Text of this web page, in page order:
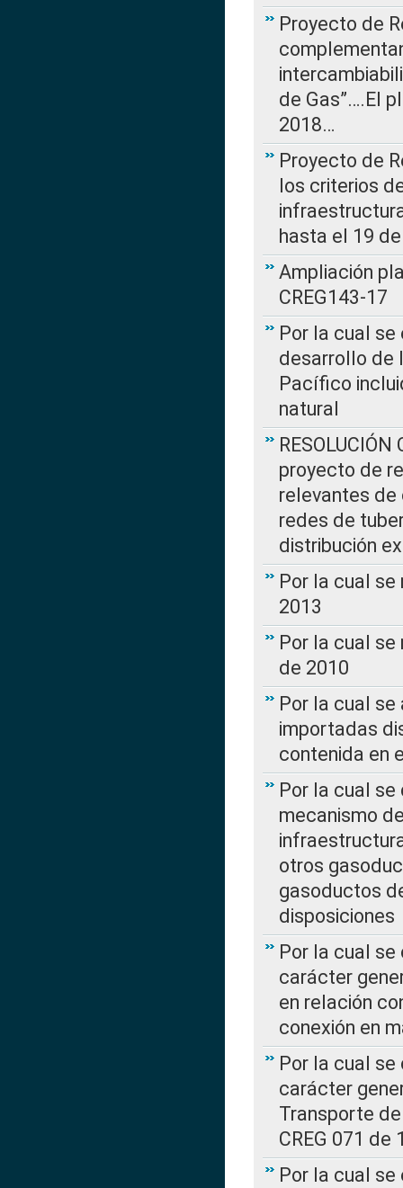
Proyecto de
de Gas”….El
2018…
Proyecto de
los criterios
hasta el 19
Ampliación
CREG143-17
Por la cual
desarrollo de
Pacífico
natural
proyecto de
relevantes de
redes de
distribución
Por la cual se
2013
Por la cual se
de 2010
Por la cual
importadas
contenida en
Por la cual se
mecanismo
otros
gasoductos
disposiciones
Por la cual
carácter
en relación
conexión en
Por la cual
carácter
Transporte
CREG 071 de
Por la cual